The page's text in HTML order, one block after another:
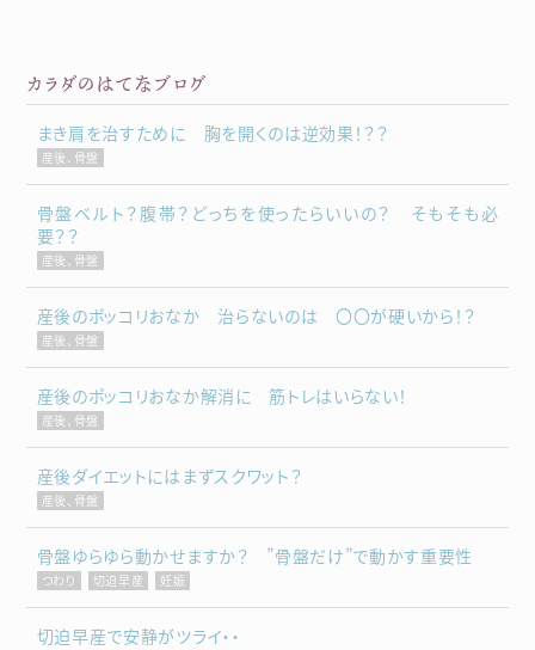
カラダのはてなブログ
まき肩を治すために 胸を開くのは逆効果！？？
産後、骨盤
骨盤ベルト？腹帯？どっちを使ったらいいの？ そもそも必
要？？
産後、骨盤
産後のポッコリおなか 治らないのは 〇〇が硬いから！？
産後、骨盤
産後のポッコリおなか解消に 筋トレはいらない！
産後、骨盤
産後ダイエットにはまずスクワット？
産後、骨盤
骨盤ゆらゆら動かせますか？ ”骨盤だけ”で動かす重要性
つわり 切迫早産 妊娠
切迫早産で安静がツライ・・